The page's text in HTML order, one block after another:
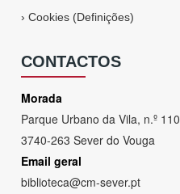
›Cookies (Definições)
CONTACTOS
Morada
Parque Urbano da Vila, n.º 110
3740-263 Sever do Vouga
Email geral
biblioteca@cm-sever.pt